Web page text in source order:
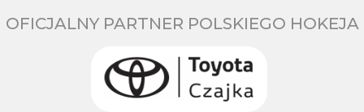
OFICJALNY PARTNER POLSKIEGO HOKEJA